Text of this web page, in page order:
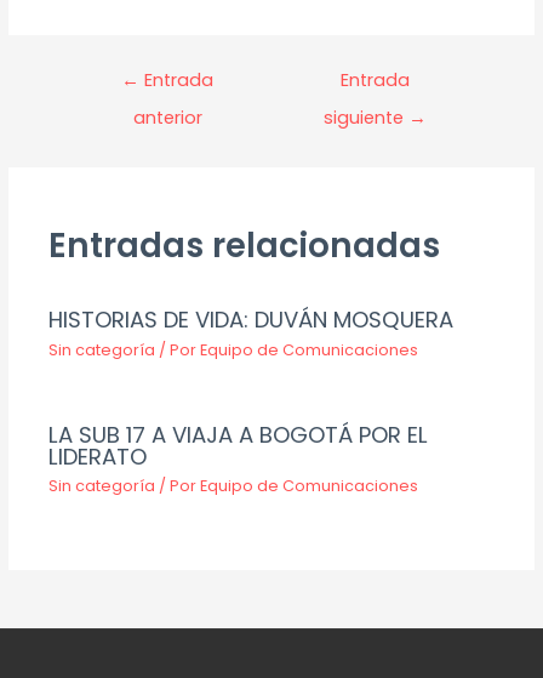
← Entrada
anterior
Entrada
siguiente →
Entradas relacionadas
HISTORIAS DE VIDA: DUVÁN MOSQUERA
Sin categoría / PorEquipo de Comunicaciones
LA SUB 17 A VIAJA A BOGOTÁ POR EL
LIDERATO
Sin categoría / PorEquipo de Comunicaciones